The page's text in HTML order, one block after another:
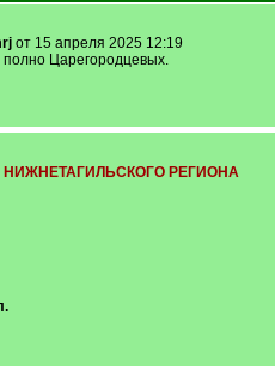
от 15 апреля 2025 12:19
Царегородцевых.
РЕГИОНА